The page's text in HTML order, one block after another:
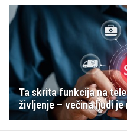
Ta skrita funkcija na
življenje – večina ljudi je